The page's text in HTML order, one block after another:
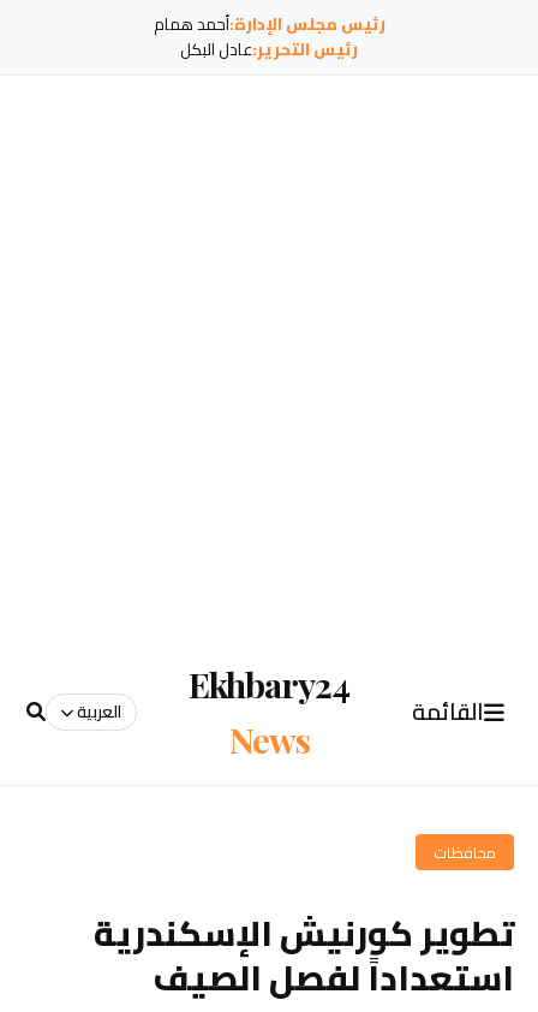
رئيس مجلس الإدارة:أحمد همام
رئيس التحرير:عادل البكل
القائمة
Ekhbary24
News
العربية
محافظات
تطوير كورنيش الإسكندرية
استعداداً لفصل الصيف